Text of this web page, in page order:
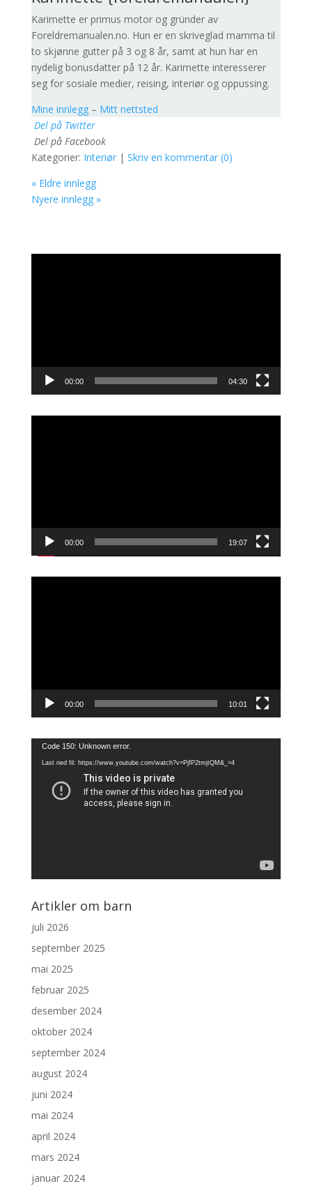
Karimette er primus motor og gründer av
Foreldremanualen.no. Hun er en skriveglad mamma til
to skjønne gutter på 3 og 8 år, samt at hun har en
nydelig bonusdatter på 12 år. Karimette interesserer
seg for sosiale medier, reising, interiør og oppussing.
Mine innlegg– Mitt nettsted
Del på Twitter
Del på Facebook
Kategorier: Interiør| Skriv en kommentar (0)
« Eldre innlegg
Nyere innlegg »
00:00 04:30
00:00 19:07
00:00 10:01
Videoavspiller
Code 150: Unknown error.
Last ned fil: https://www.youtube.com/watch?v=PjfP2tmjtQM&_=4
Artikler om barn
juli 2026
september 2025
mai 2025
februar 2025
desember 2024
oktober 2024
september 2024
august 2024
juni 2024
mai 2024
april 2024
mars 2024
januar 2024